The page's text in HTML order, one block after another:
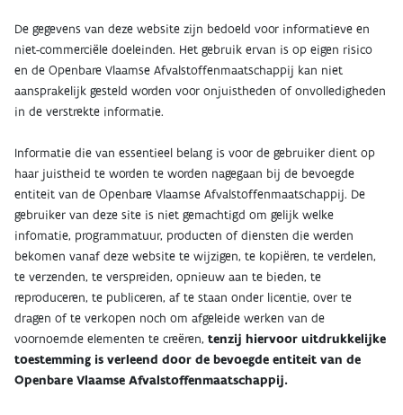
OVER
INDICATOREN
De gegevens van deze website zijn bedoeld voor informatieve en
niet-commerciële doeleinden. Het gebruik ervan is op eigen risico
en de Openbare Vlaamse Afvalstoffenmaatschappij kan niet
aansprakelijk gesteld worden voor onjuistheden of onvolledigheden
in de verstrekte informatie.
Informatie die van essentieel belang is voor de gebruiker dient op
haar juistheid te worden te worden nagegaan bij de bevoegde
entiteit van de Openbare Vlaamse Afvalstoffenmaatschappij. De
gebruiker van deze site is niet gemachtigd om gelijk welke
infomatie, programmatuur, producten of diensten die werden
bekomen vanaf deze website te wijzigen, te kopiëren, te verdelen,
te verzenden, te verspreiden, opnieuw aan te bieden, te
reproduceren, te publiceren, af te staan onder licentie, over te
dragen of te verkopen noch om afgeleide werken van de
voornoemde elementen te creëren, tenzij hiervoor uitdrukkelijke
toestemming is verleend door de bevoegde entiteit van de
Openbare Vlaamse Afvalstoffenmaatschappij.